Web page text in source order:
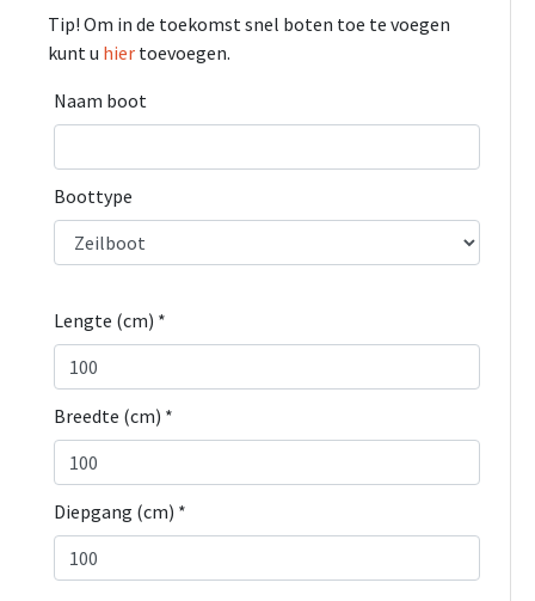
Tip! Om in de toekomst snel boten toe te voegen
kunt u hier toevoegen.
Naam boot
Boottype
Lengte (cm) *
Breedte (cm) *
Diepgang (cm) *